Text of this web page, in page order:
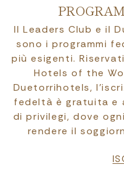
Il Leaders Club e il
sono i programmi
più esigenti.
Hotels of the
Duetorrihotels,
fedeltà è gratuita e
di privilegi, dove
rendere il